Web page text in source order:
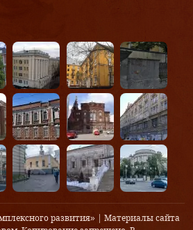
развития» | Материалы сайта